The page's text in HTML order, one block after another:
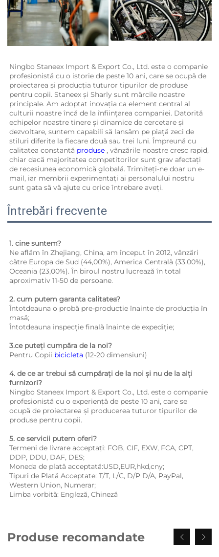
Ningbo Staneex Import & Export Co., Ltd. este o companie
profesionistă cu o istorie de peste 10 ani, care se ocupă de
proiectarea și producția tuturor tipurilor de produse
pentru copii. Staneex și Sharly sunt mărcile noastre
principale. Am adoptat inovația ca element central al
culturii noastre încă de la înființarea companiei. Datorită
echipelor noastre tinere și dinamice de cercetare și
dezvoltare, suntem capabili să lansăm pe piață zeci de
stiluri diferite la fiecare două sau trei luni. Împreună cu
calitatea constantă produse , vânzările noastre cresc rapid,
chiar dacă majoritatea competitorilor sunt grav afectați
de recesiunea economică globală. Trimiteți-ne doar un e-
mail, iar membrii experimentați ai personalului nostru
sunt gata să vă ajute cu orice întrebare aveți.
Întrebări frecvente
1. cine suntem?
Ne aflăm în Zhejiang, China, am început în 2012, vânzări
către Europa de Sud (44,00%), America Centrală (33,00%),
Oceania (23,00%). În biroul nostru lucrează în total
aproximativ 11-50 de persoane.
2. cum putem garanta calitatea?
Întotdeauna o probă pre-producție înainte de producția în
masă;
Întotdeauna inspecție finală înainte de expediție;
3.ce puteți cumpăra de la noi?
Pentru Copii bicicleta (12-20 dimensiuni)
4. de ce ar trebui să cumpărați de la noi și nu de la alți
furnizori?
Ningbo Staneex Import & Export Co., Ltd. este o companie
profesionistă cu o experiență de peste 10 ani, care se
ocupă de proiectarea și producerea tuturor tipurilor de
produse pentru copii.
5. ce servicii putem oferi?
Termeni de livrare acceptați: FOB, CIF, EXW, FCA, CPT,
DDP, DDU, DAF, DES;
Moneda de plată acceptată:USD,EUR,hkd,cny;
Tipuri de Plată Acceptate: T/T, L/C, D/P D/A, PayPal,
Western Union, Numerar;
Limba vorbită: Engleză, Chineză
Produse recomandate